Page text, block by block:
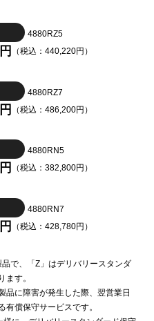
4880RZ5
（税込：440,220円）
4880RZ7
（税込：486,200円）
4880RN5
（税込：382,800円）
4880RN7
（税込：428,780円）
で、「Z」はデリバリースタンダ
ます。
に障害が発生した際、翌営業日
有償保守サービスです。